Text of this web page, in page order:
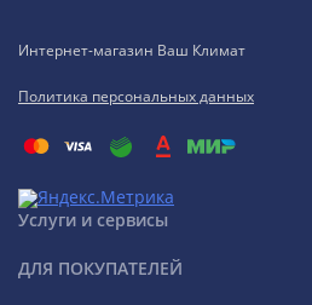
Интернет-магазин Ваш Климат
Политика персональных данных
Услуги и сервисы
ДЛЯ ПОКУПАТЕЛЕЙ